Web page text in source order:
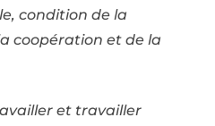
condition de la
coopération et de la
et travailler